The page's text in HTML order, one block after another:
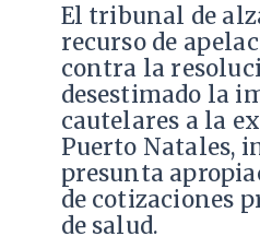
​El tribunal de
recurso de
contra la
desestimado la
cautelares a la
Puerto Natales,
presunta
de cotizaciones
de salud.